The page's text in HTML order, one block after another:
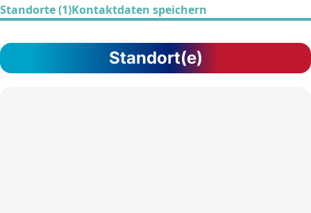
Standorte (1)Kontaktdaten speichern
Standort(e)